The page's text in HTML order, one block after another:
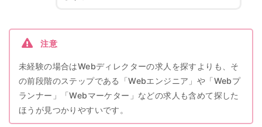
注意
未経験の場合はWebディレクターの求人を探すよりも、そ
の前段階のステップである「Webエンジニア」や「Webプ
ランナー」「Webマーケター」などの求人も含めて探した
ほうが見つかりやすいです。